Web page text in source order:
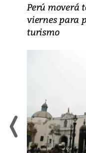
Perú moverá
viernes para
turismo